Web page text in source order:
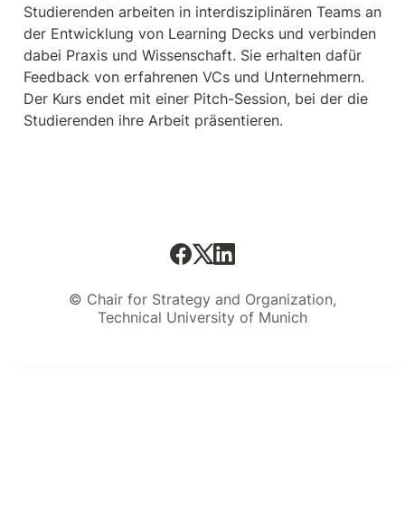
Studierenden arbeiten in interdisziplinären Teams an
der Entwicklung von Learning Decks und verbinden
dabei Praxis und Wissenschaft. Sie erhalten dafür
Feedback von erfahrenen VCs und Unternehmern.
Der Kurs endet mit einer Pitch-Session, bei der die
Studierenden ihre Arbeit präsentieren.
© Chair for Strategy and Organization,
Technical University of Munich